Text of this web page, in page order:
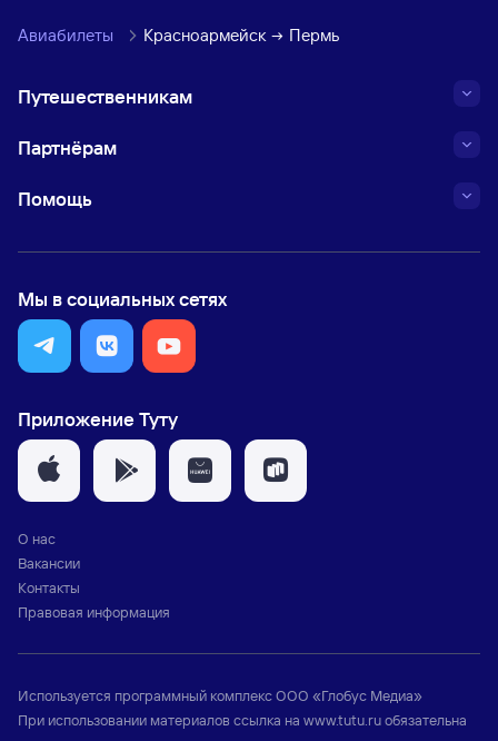
Авиабилеты Красноармейск Пермь
Путешественникам
Партнёрам
Помощь
Мы в социальных сетях
Приложение Туту
О нас
Вакансии
Контакты
Правовая информация
Используется программный комплексООО «Глобус Медиа»
При использовании материалов ссылка на www.tutu.ruобязательна